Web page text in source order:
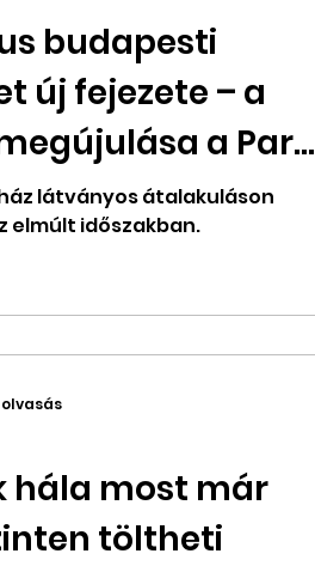
budapesti
új fejezete – a
a Parkl
látványos átalakuláson
elmúlt időszakban.
hála most már
töltheti